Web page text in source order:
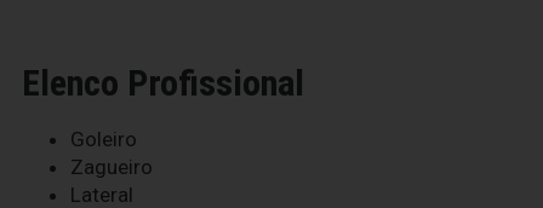
Elenco Profissional
Goleiro
Zagueiro
Lateral